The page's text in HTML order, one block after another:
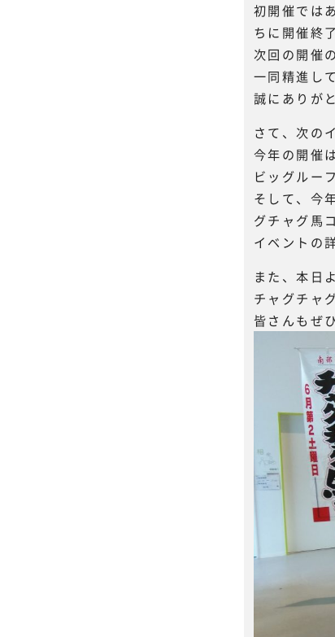
初開催では
ちに開催終
次回の開催
一同精進し
誠にありが
さて、次の
今年の開催は
ビッグルー
そして、今
グチャグ馬
イベントの
また、本日
チャグチャ
皆さんもぜ